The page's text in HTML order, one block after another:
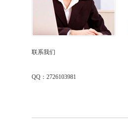
联系我们
QQ：2726103981